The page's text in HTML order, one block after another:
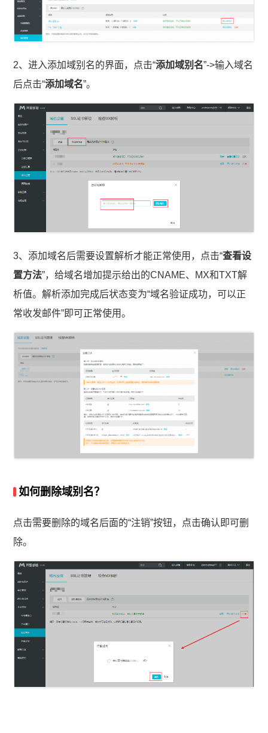
2、进入添加域别名的界面，点击“添加域别名”->输入域名
后点击“添加域名”。
3、添加域名后需要设置解析才能正常使用，点击“查看设
置方法”，给域名增加提示给出的CNAME、MX和TXT解
析值。解析添加完成后状态变为“域名验证成功，可以正
常收发邮件”即可正常使用。
如何删除域别名？
点击需要删除的域名后面的“注销”按钮，点击确认即可删
除。